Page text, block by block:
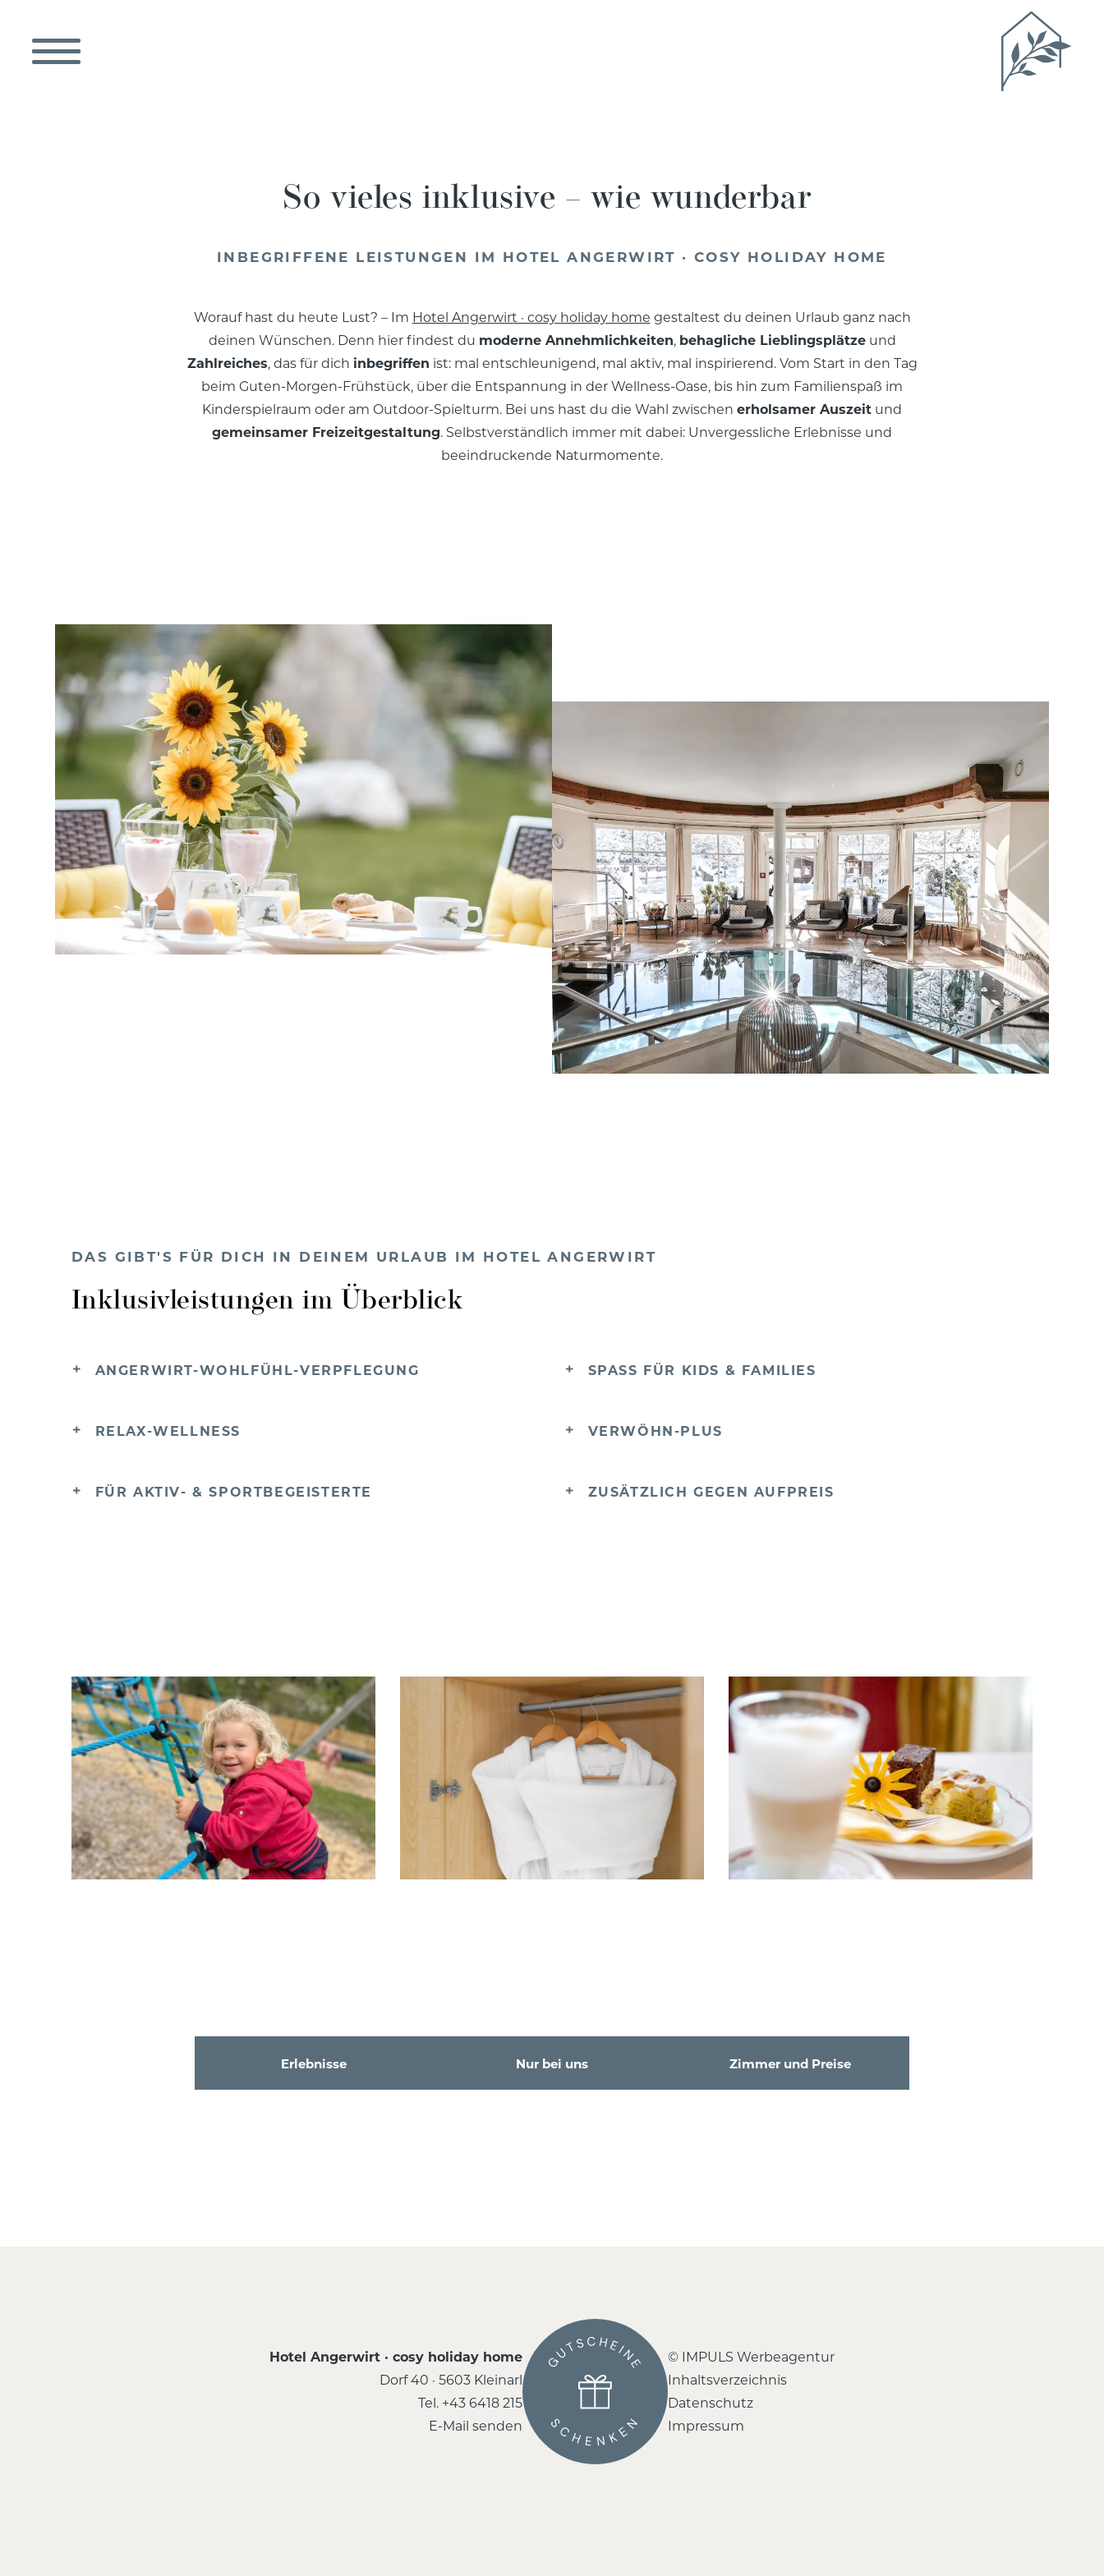
So vieles inklusive – wie wunderbar
INBEGRIFFENE LEISTUNGEN IM HOTEL ANGERWIRT · COSY HOLIDAY HOME
Worauf hast du heute Lust? – Im Hotel Angerwirt · cosy holiday home gestaltest du deinen Urlaub ganz nach
deinen Wünschen. Denn hier findest du moderne Annehmlichkeiten, behagliche Lieblingsplätzeund
Zahlreiches, das für dich inbegriffen ist: mal entschleunigend, mal aktiv, mal inspirierend. Vom Start in den Tag
beim Guten-Morgen-Frühstück, über die Entspannung in der Wellness-Oase, bis hin zum Familienspaß im
Kinderspielraum oder am Outdoor-Spielturm. Bei uns hast du die Wahl zwischen erholsamer Auszeit und
gemeinsamer Freizeitgestaltung. Selbstverständlich immer mit dabei: Unvergessliche Erlebnisse und
beeindruckende Naturmomente.
DAS GIBT'S FÜR DICH IN DEINEM URLAUB IM HOTEL ANGERWIRT
Inklusivleistungen im Überblick
ANGERWIRT-WOHLFÜHL-VERPFLEGUNG
RELAX-WELLNESS
FÜR AKTIV- & SPORTBEGEISTERTE
SPASS FÜR KIDS & FAMILIES
VERWÖHN-PLUS
ZUSÄTZLICH GEGEN AUFPREIS
Erlebnisse Nur bei uns Zimmer und Preise
Hotel Angerwirt · cosy holiday home
Dorf 40 · 5603 Kleinarl
Tel. +43 6418 215
E-Mail senden
Impressum
Datenschutz
Inhaltsverzeichnis
© IMPULS Werbeagentur